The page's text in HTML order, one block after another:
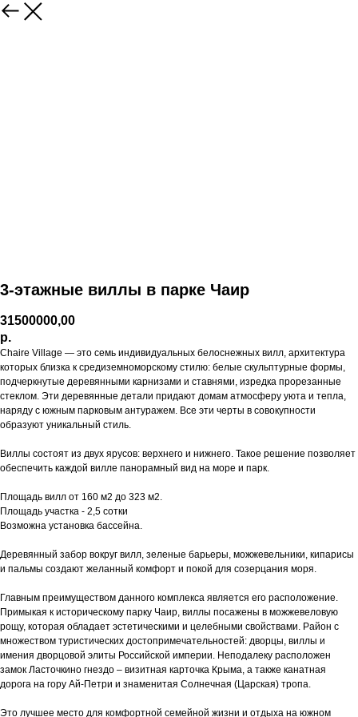
3-этажные виллы в парке Чаир
31500000,00
р.
Chaire Village — это семь индивидуальных белоснежных вилл, архитектура
которых близка к средиземноморскому стилю: белые скульптурные формы,
подчеркнутые деревянными карнизами и ставнями, изредка прорезанные
стеклом. Эти деревянные детали придают домам атмосферу уюта и тепла,
наряду с южным парковым антуражем. Все эти черты в совокупности
образуют уникальный стиль.
Виллы состоят из двух ярусов: верхнего и нижнего. Такое решение позволяет
обеспечить каждой вилле панорамный вид на море и парк.
Площадь вилл от 160 м2 до 323 м2.
Площадь участка - 2,5 сотки
Возможна установка бассейна.
Деревянный забор вокруг вилл, зеленые барьеры, можжевельники, кипарисы
и пальмы создают желанный комфорт и покой для созерцания моря.
Главным преимуществом данного комплекса является его расположение.
Примыкая к историческому парку Чаир, виллы посажены в можжевеловую
рощу, которая обладает эстетическими и целебными свойствами. Район с
множеством туристических достопримечательностей: дворцы, виллы и
имения дворцовой элиты Российской империи. Неподалеку расположен
замок Ласточкино гнездо – визитная карточка Крыма, а также канатная
дорога на гору Ай-Петри и знаменитая Солнечная (Царская) тропа.
Это лучшее место для комфортной семейной жизни и отдыха на южном